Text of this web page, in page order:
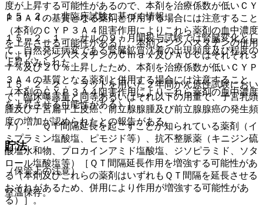
１５．２． 非臨床試験に基づく情報
１５．２．１． サルの９ヵ月間投与試験では腎臓変化とし
て、自然発症病変である腎臓鉱質沈着の出現頻度及び程度の
上昇がみられた。
１５．２．２． ラットを用いた２年間がん原性試験におい
て、臨床曝露量と同等あるいはそれ以下の用量で、子宮乳頭
腫及び子宮扁平上皮癌、前立腺腺腫及び前立腺腺癌の発生頻
度の増加が認められたとの報告がある。
貯法
（保管上の注意）
室温保存。
度が上昇する可能性があるので、本剤を治療係数が低いＣＹ
Ｐ３Ａ４の基質となる薬剤と併用する場合には注意すること
（本剤のＣＹＰ３Ａ４阻害作用によりこれら薬剤の血中濃度
を上昇させる可能性がある）。本剤とシンバスタチンの併用
により、シンバスタチンのＣｍａｘ及びＡＵＣはそれぞれ３
７％及び２０％上昇したため、本剤を治療係数が低いＣＹＰ
３Ａ４の基質となる薬剤と併用する場合には注意すること
（本剤のＣＹＰ３Ａ４阻害作用によりこれら薬剤の血中濃度
を上昇させる可能性がある）］。
７）． ＱＴ間隔延長を起こすことが知られている薬剤（イ
ミプラミン塩酸塩、ピモジド等）、抗不整脈薬（キニジン硫
酸塩水和物、プロカインアミド塩酸塩、ジソピラミド、ソタ
ロール塩酸塩等）［ＱＴ間隔延長作用を増強する可能性があ
る（本剤及びこれらの薬剤はいずれもＱＴ間隔を延長させる
おそれがあるため、併用により作用が増強する可能性があ
る）］。